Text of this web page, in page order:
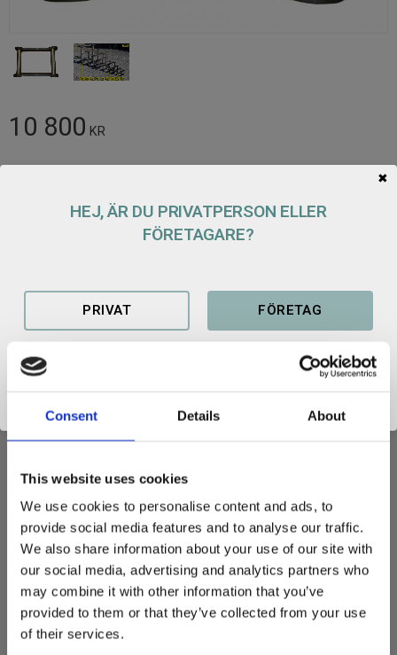
Consent Details About
This website uses cookies
We use cookies to personalise content and ads, to
provide social media features and to analyse our traffic.
We also share information about your use of our site with
our social media, advertising and analytics partners who
may combine it with other information that you’ve
provided to them or that they’ve collected from your use
of their services.
10 800 KR
Antal
GRINDFÄSTE 3 ST
Svetsfästen enligt nordisk standard.
Gavlar i 355 stål och axlar i C45.
Vikt: 68 kg/st
Gavlar: 30 mm
Grindfästen, även kallat ombyggnadsfäste, används på redskap
till exempelvis grävmaskiner och traktorgrävare. De
HEJ, ÄR DU PRIVATPERSON ELLER
FÖRETAGARE?
PRIVAT FÖRETAG
✖